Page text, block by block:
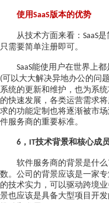
使用SaaS版本的优势
从技术方面来看： SaaS是
只需要简单注册即可。
SaaS能使用户在世界上
(可以大大解决异地办公的问题
系统的更新和维护，也为系
的快速发展，各类运营需求
求的功能定制也将逐渐被市
件服务商的重要标准。
6 ， IT技术背景和核心成
软件服务商的背景是什么
数。公司的背景应该是一家
的技术实力，可以驱动跨境
景也应该是具备大型项目开